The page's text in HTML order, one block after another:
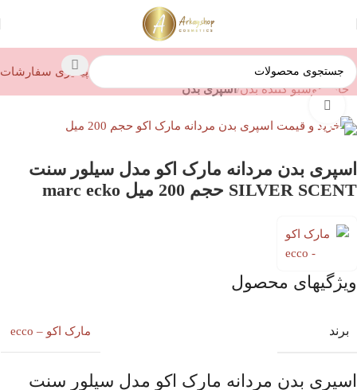
پیگیری سفارشات
خانه خوشبو کننده بدن اسپری بدن
اسپری بدن مردانه مارک اکو مدل سیلور سنت
SILVER SCENT حجم 200 میل marc ecko
ویژگیهای محصول
برند مارک اکو – ecco
اسپری بدن مردانه مارک اکو مدل سیلور سنت